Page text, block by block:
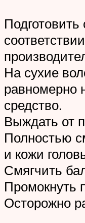
Подготовить
На сухие
равномерно
средство.
Выждать от
Полностью
и кожи
Смягчить
Промокнуть
Осторожно